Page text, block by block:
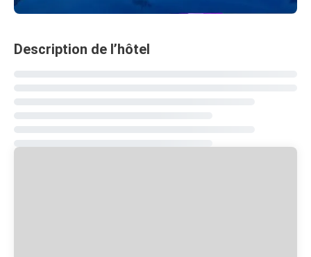
Description de l’hôtel